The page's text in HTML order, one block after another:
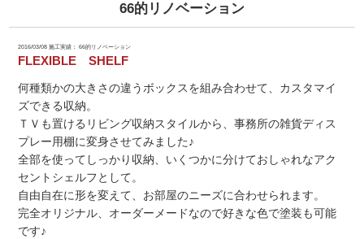
66的リノベーション
2016/03/08施工実績： 66的リノベーション
FLEXIBLE SHELF
何種類かの大きさの違うボックスを組み合わせて、カスタマイ
ズできる収納。
ＴＶも置けるリビング収納スタイルから、事務所の雑貨ディス
プレー用棚に変身させてみました♪
全部を使ってしっかり収納、いくつかに分けておしゃれなアク
セントシェルフとして。
自由自在に形を変えて、お部屋のニーズに合わせられます。
完全オリジナル、オーダーメードなので好きな色で塗装も可能
です♪